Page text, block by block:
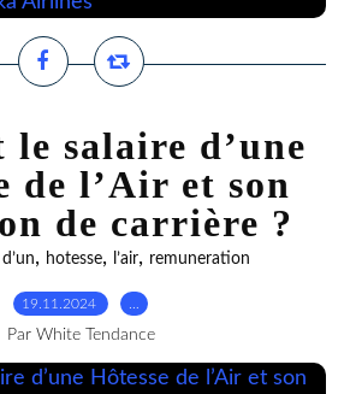
le salaire d’une
de l’Air et son
de carrière ?
d’un, hotesse, l’air, remuneration
19.11.2024
Par White Tendance